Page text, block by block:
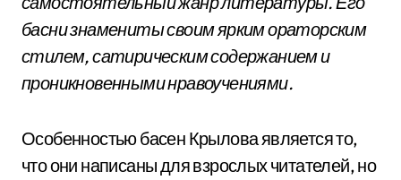
басни знамениты своим ярким ораторским
стилем, сатирическим содержанием и
проникновенными нравоучениями.
Особенностью басен Крылова является то,
что они написаны для взрослых читателей, но